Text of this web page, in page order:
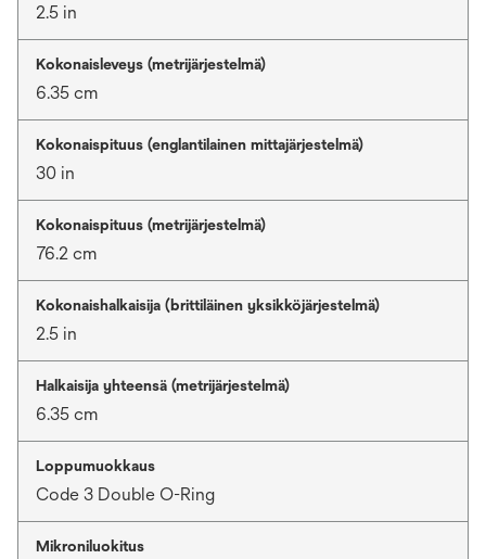
2.5 in
Kokonaisleveys (metrijärjestelmä)
6.35 cm
Kokonaispituus (englantilainen mittajärjestelmä)
30 in
Kokonaispituus (metrijärjestelmä)
76.2 cm
Kokonaishalkaisija (brittiläinen yksikköjärjestelmä)
2.5 in
Halkaisija yhteensä (metrijärjestelmä)
6.35 cm
Loppumuokkaus
Code 3 Double O-Ring
Mikroniluokitus